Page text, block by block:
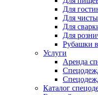
Для
Для
Для
Для
Рубашки
Услуги
Аренда
Каталог